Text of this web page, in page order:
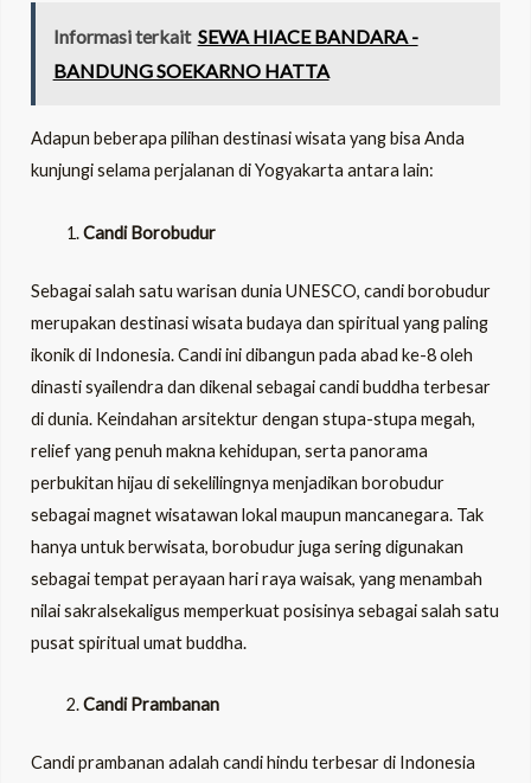
Informasi terkait SEWA HIACE BANDARA -
BANDUNG SOEKARNO HATTA
Adapun beberapa pilihan destinasi wisata yang bisa Anda
kunjungi selama perjalanan di Yogyakarta antara lain:
Candi Borobudur
Sebagai salah satu warisan dunia UNESCO, candi borobudur
merupakan destinasi wisata budaya dan spiritual yang paling
ikonik di Indonesia. Candi ini dibangun pada abad ke-8 oleh
dinasti syailendra dan dikenal sebagai candi buddha terbesar
di dunia. Keindahan arsitektur dengan stupa-stupa megah,
relief yang penuh makna kehidupan, serta panorama
perbukitan hijau di sekelilingnya menjadikan borobudur
sebagai magnet wisatawan lokal maupun mancanegara. Tak
hanya untuk berwisata, borobudur juga sering digunakan
sebagai tempat perayaan hari raya waisak, yang menambah
nilai sakralsekaligus memperkuat posisinya sebagai salah satu
pusat spiritual umat buddha.
Candi Prambanan
Candi prambanan adalah candi hindu terbesar di Indonesia